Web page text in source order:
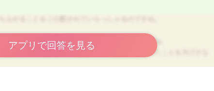
食べる量を確保するように進めてこられたのですね。
ではあるのですが、現在されているように、できたことを大げさな
ありますし、やってよいこと、悪いことの区別はついているお子さ
アプリで回答を見る